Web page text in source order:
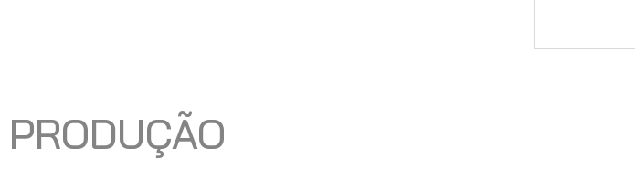
PRODUÇÃO